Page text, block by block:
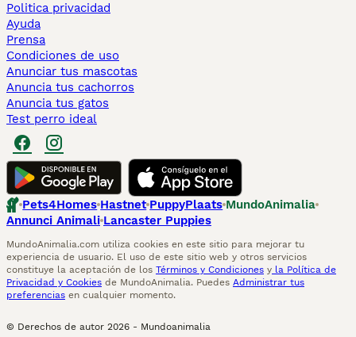
Politica privacidad
Ayuda
Prensa
Condiciones de uso
Anunciar tus mascotas
Anuncia tus cachorros
Anuncia tus gatos
Test perro ideal
Pets4Homes Hastnet PuppyPlaats MundoAnimalia
Annunci Animali Lancaster Puppies
MundoAnimalia.com utiliza cookies en este sitio para mejorar tu
experiencia de usuario. El uso de este sitio web y otros servicios
constituye la aceptación de los Términos y Condiciones y la Política de
Privacidad y Cookies de MundoAnimalia. Puedes Administrar tus
preferencias en cualquier momento.
© Derechos de autor 2026 - Mundoanimalia